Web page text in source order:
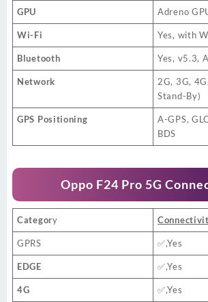
GPU Adreno
Wi-Fi Yes, with
Bluetooth Yes, v5.3,
Network
2G, 3G,
Stand-By)
GPS Positioning
A-GPS,
BDS
Oppo F24 Pro 5G
Category
GPRS ✅,Yes
EDGE ✅,Yes
4G ✅,Yes